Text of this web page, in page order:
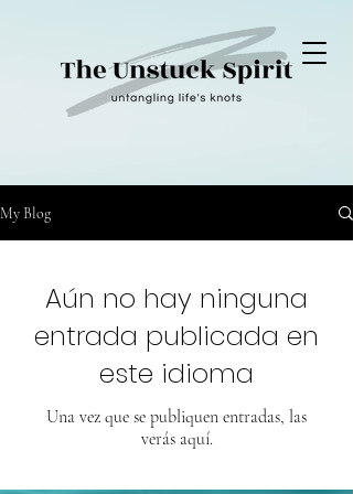
My Blog
Aún no hay ninguna
entrada publicada en
este idioma
Una vez que se publiquen entradas, las
verás aquí.